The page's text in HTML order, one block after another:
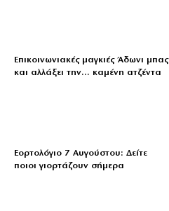
Επικοινωνιακές μαγκιές Άδωνι μπας
και αλλάξει την… καμένη ατζέντα
Εορτολόγιο 7 Αυγούστου: Δείτε
ποιοι γιορτάζουν σήμερα